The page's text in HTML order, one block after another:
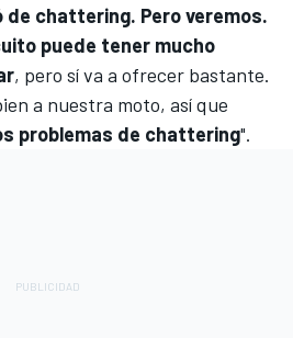
de chattering. Pero veremos.
puede tener mucho
, pero sí va a ofrecer bastante.
a nuestra moto, así que
problemas de chattering".